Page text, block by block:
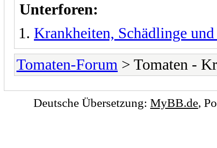
Unterforen:
Krankheiten, Schädlinge
Tomaten-Forum > Tomaten -
Deutsche Übersetzung: MyBB.de,